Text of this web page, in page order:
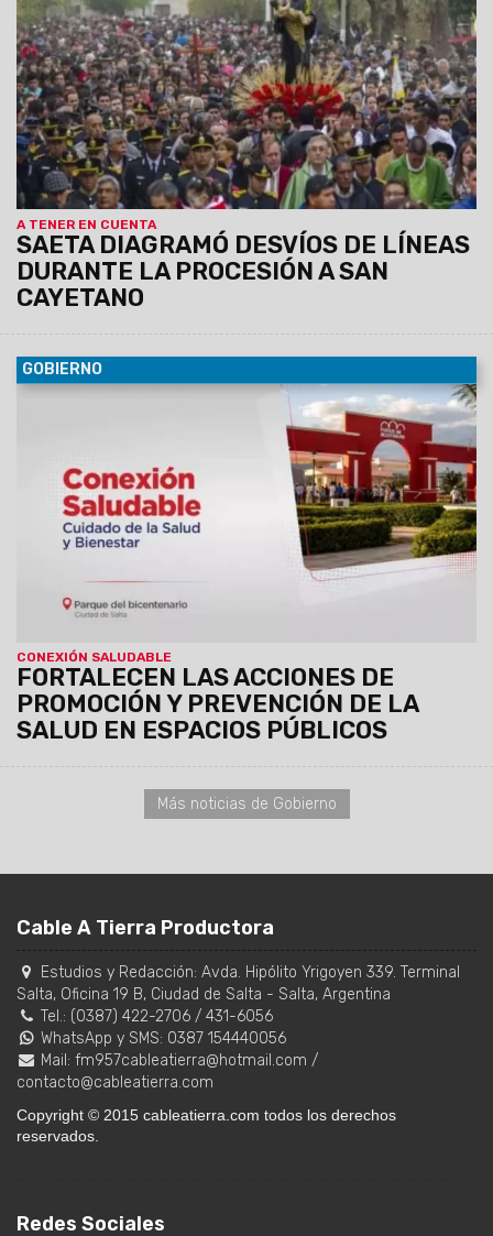
A TENER EN CUENTA
SAETA DIAGRAMÓ DESVÍOS DE LÍNEAS
DURANTE LA PROCESIÓN A SAN
CAYETANO
GOBIERNO
CONEXIÓN SALUDABLE
FORTALECEN LAS ACCIONES DE
PROMOCIÓN Y PREVENCIÓN DE LA
SALUD EN ESPACIOS PÚBLICOS
La propuesta “Conexión Saludable”, impulsada
por Salud Pública y la Unidad de Parques Urbanos, ofrecerá
actividades gratuitas orientadas a la promoción de hábitos
saludables y la prevención de factores de riesgo en el
Parque del Bicentenario.
Más noticias de Gobierno
Cable A Tierra Productora
Estudios y Redacción: Avda. Hipólito Yrigoyen 339. Terminal
Salta, Oficina 19 B, Ciudad de Salta - Salta, Argentina
Tel.: (0387) 422-2706 / 431-6056
WhatsApp y SMS: 0387 154440056
Mail: fm957cableatierra@hotmail.com /
contacto@cableatierra.com
Copyright © 2015 cableatierra.com todos los derechos
reservados.
Redes Sociales